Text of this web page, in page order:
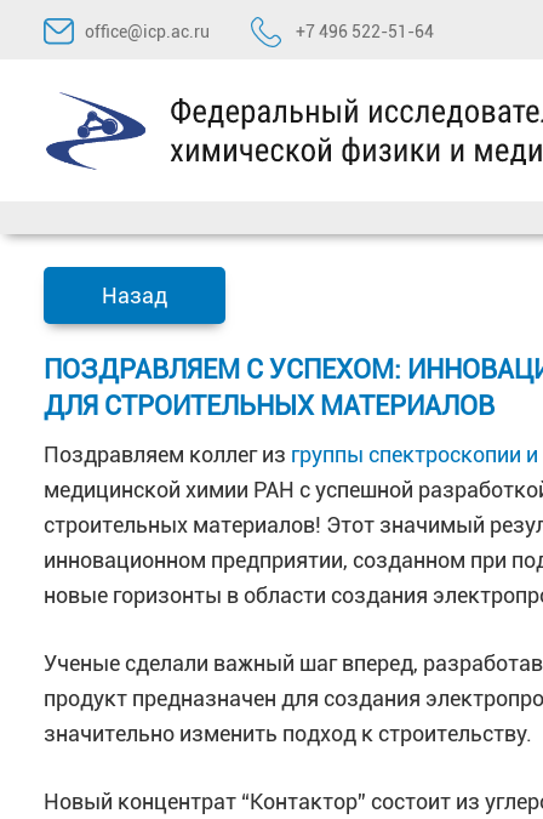
Перейти
содержимому
office@icp.ac.ru +7 496 522-51-64
Назад
ПОЗДРАВЛЯЕМ С УСПЕХОМ:
ДЛЯ СТРОИТЕЛЬНЫХ МАТЕРИАЛОВ
Поздравляем коллег из группы спектроскопии
медицинской химии РАН с успешной
строительных материалов! Этот значимый
инновационном предприятии, созданном при
новые горизонты в области создания
Ученые сделали важный шаг вперед,
продукт предназначен для создания
значительно изменить подход к строительству.
Новый концентрат “Контактор” состоит из